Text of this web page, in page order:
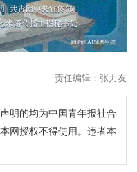
责任编辑：张力友
明的均为中国青年报社合
网授权不得使用。违者本